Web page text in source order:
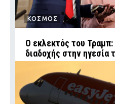
ΚΟΣΜΟΣ
Ο εκλεκτός του
διαδοχής στην ηγεσία